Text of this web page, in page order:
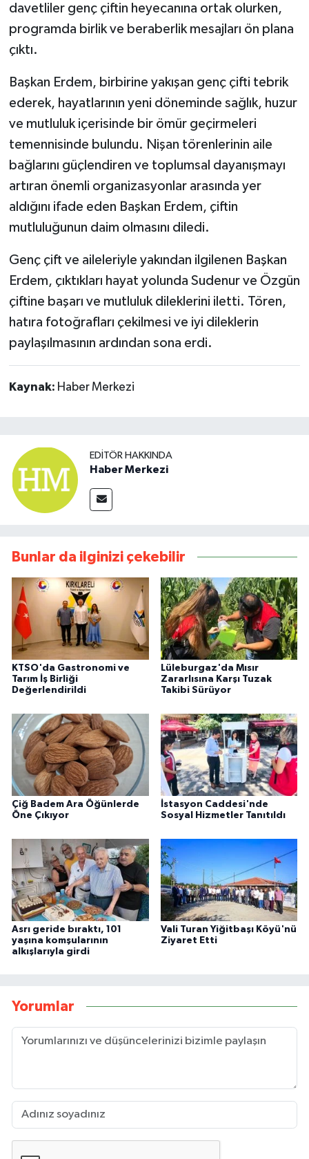
davetliler genç çiftin heyecanına ortak olurken,
programda birlik ve beraberlik mesajları ön plana
çıktı.
Başkan Erdem, birbirine yakışan genç çifti tebrik
ederek, hayatlarının yeni döneminde sağlık, huzur
ve mutluluk içerisinde bir ömür geçirmeleri
temennisinde bulundu. Nişan törenlerinin aile
bağlarını güçlendiren ve toplumsal dayanışmayı
artıran önemli organizasyonlar arasında yer
aldığını ifade eden Başkan Erdem, çiftin
mutluluğunun daim olmasını diledi.
Genç çift ve aileleriyle yakından ilgilenen Başkan
Erdem, çıktıkları hayat yolunda Sudenur ve Özgün
çiftine başarı ve mutluluk dileklerini iletti. Tören,
hatıra fotoğrafları çekilmesi ve iyi dileklerin
paylaşılmasının ardından sona erdi.
Kaynak: Haber Merkezi
EDITÖR HAKKINDA
Haber Merkezi
Bunlar da ilginizi çekebilir
KTSO'da Gastronomi ve
Tarım İş Birliği
Değerlendirildi
Lüleburgaz'da Mısır
Zararlısına Karşı Tuzak
Takibi Sürüyor
Çiğ Badem Ara Öğünlerde
Öne Çıkıyor
İstasyon Caddesi'nde
Sosyal Hizmetler Tanıtıldı
Asrı geride bıraktı, 101
yaşına komşularının
alkışlarıyla girdi
Vali Turan Yiğitbaşı Köyü'nü
Ziyaret Etti
Yorumlar